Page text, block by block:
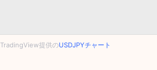
TradingView提供のUSDJPYチャート